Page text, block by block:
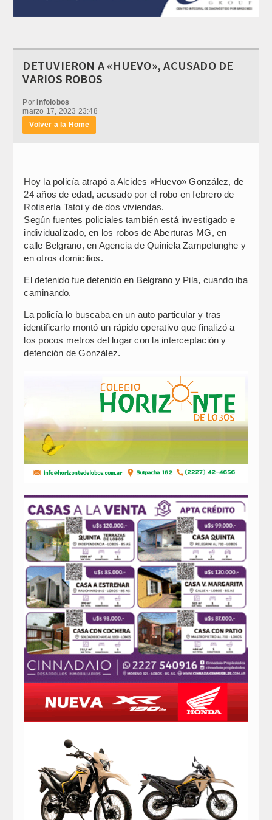
DETUVIERON A «HUEVO», ACUSADO DE
VARIOS ROBOS
PorInfolobos
marzo 17, 2023 23:48
Volver a la Home
Hoy la policía atrapó a Alcides «Huevo» González, de
24 años de edad, acusado por el robo en febrero de
Rotisería Tatoi y de dos viviendas.
Según fuentes policiales también está investigado e
individualizado, en los robos de Aberturas MG, en
calle Belgrano, en Agencia de Quiniela Zampelunghe y
en otros domicilios.
El detenido fue detenido en Belgrano y Pila, cuando iba
caminando.
La policía lo buscaba en un auto particular y tras
identificarlo montó un rápido operativo que finalizó a
los pocos metros del lugar con la interceptación y
detención de González.